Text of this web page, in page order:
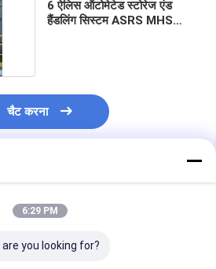
6 ऐलिस ऑटोमेटेड स्टोरेज एंड
हैंडलिंग सिस्टम ASRS MHS
चैट करना
6:29 PM
you looking for?